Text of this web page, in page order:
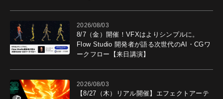
2026/08/03
8/7（金）開催！VFXはよりシンプルに。
Flow Studio 開発者が語る次世代のAI・CGワ
ークフロー【来日講演】
2026/08/03
【8/27（木）リアル開催】エフェクトアーテ